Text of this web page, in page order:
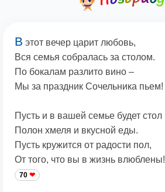
В этот вечер царит любовь,
Вся семья собралась за столом.
По бокалам разлито вино –
Мы за праздник Сочельника пьем!
Пусть и в вашей семье будет стол
Полон хмеля и вкусной еды.
Пусть кружится от радости пол,
От того, что вы в жизнь влюблены!
70